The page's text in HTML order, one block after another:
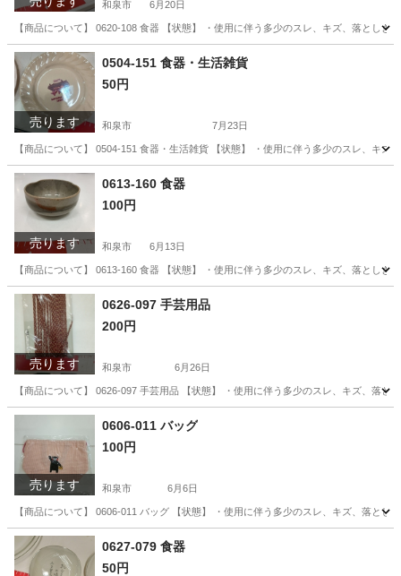
和泉市 6月20日
【商品について】 0620-108 食器 【状態】 ・使用に伴う多少のスレ、キズ、落とし
大阪 和泉市 リユース
売ります
0504-151 食器・生活雑貨
50円
和泉市 7月23日
【商品について】 0504-151 食器・生活雑貨 【状態】 ・使用に伴う多少のスレ、キ
大阪 和泉市
売ります
0613-160 食器
100円
和泉市 6月13日
【商品について】 0613-160 食器 【状態】 ・使用に伴う多少のスレ、キズ、落とし
大阪 和泉市 リユース
売ります
0626-097 手芸用品
200円
和泉市 6月26日
【商品について】 0626-097 手芸用品 【状態】 ・使用に伴う多少のスレ、キズ、落
大阪 和泉市 リユース
売ります
0606-011 バッグ
100円
和泉市 6月6日
【商品について】 0606-011 バッグ 【状態】 ・使用に伴う多少のスレ、キズ、落と
大阪 和泉市 リユース
0627-079 食器
50円